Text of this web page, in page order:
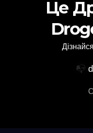
Це
📭